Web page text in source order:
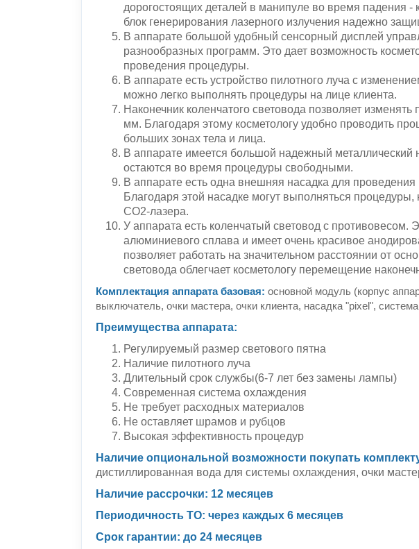
дорогостоящих деталей в манипуле во время падения -
блок генерирования лазерного излучения надежно
В аппарате большой удобный сенсорный дисплей
разнообразных программ. Это дает возможность
проведения процедуры.
В аппарате есть устройство пилотного луча с
можно легко выполнять процедуры на лице клиента.
Наконечник коленчатого световода позволяет
мм. Благодаря этому косметологу удобно проводить
больших зонах тела и лица.
В аппарате имеется большой надежный металлический
остаются во время процедуры свободными.
В аппарате есть одна внешняя насадка для
Благодаря этой насадке могут выполняться
СО2-лазера.
У аппарата есть коленчатый световод с противовесом.
алюминиевого сплава и имеет очень красивое
позволяет работать на значительном расстоянии от
световода облегчает косметологу перемещение
Комплектация аппарата базовая: основной модуль (корпус
выключатель, очки мастера, очки клиента, насадка "pixel",
Преимущества аппарата:
Регулируемый размер светового пятна
Наличие пилотного луча
Длительный срок службы(6-7 лет без замены лампы)
Современная система охлаждения
Не требует расходных материалов
Не оставляет шрамов и рубцов
Высокая эффективность процедур
Наличие опциональной возможности покупать
дистиллированная вода для системы охлаждения, очки
Наличие рассрочки: 12 месяцев
Периодичность ТО: через каждых 6 месяцев
Срок гарантии: до 24 месяцев